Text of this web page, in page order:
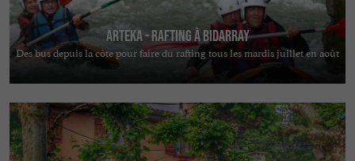
Arteka - Rafting à Bidarray
Des bus depuis la côte pour faire du rafting tous les mardis juillet en août